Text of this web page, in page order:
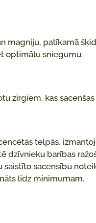
magniju, patīkamā
optimālu sniegumu.
zirgiem, kas
telpās,
barības
sacensību
līdz minimumam.